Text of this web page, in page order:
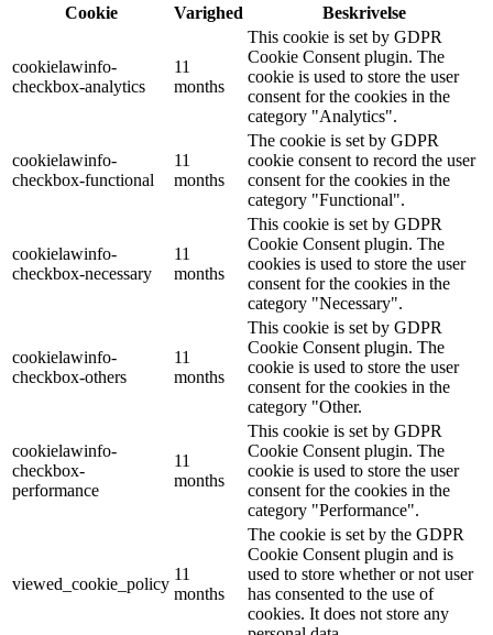
Cookie
Varighed Beskrivelse
cookielawinfo-
checkbox-analytics
11
months
This cookie is set by GDPR
Cookie Consent plugin. The
cookie is used to store the user
consent for the cookies in the
category "Analytics".
cookielawinfo-
checkbox-functional
11
months
The cookie is set by GDPR
cookie consent to record the user
consent for the cookies in the
category "Functional".
cookielawinfo-
checkbox-necessary
11
months
This cookie is set by GDPR
Cookie Consent plugin. The
cookies is used to store the user
consent for the cookies in the
category "Necessary".
cookielawinfo-
checkbox-others
11
months
This cookie is set by GDPR
Cookie Consent plugin. The
cookie is used to store the user
consent for the cookies in the
category "Other.
cookielawinfo-
checkbox-
performance
11
months
This cookie is set by GDPR
Cookie Consent plugin. The
cookie is used to store the user
consent for the cookies in the
category "Performance".
viewed_cookie_policy
11
months
The cookie is set by the GDPR
Cookie Consent plugin and is
used to store whether or not user
has consented to the use of
cookies. It does not store any